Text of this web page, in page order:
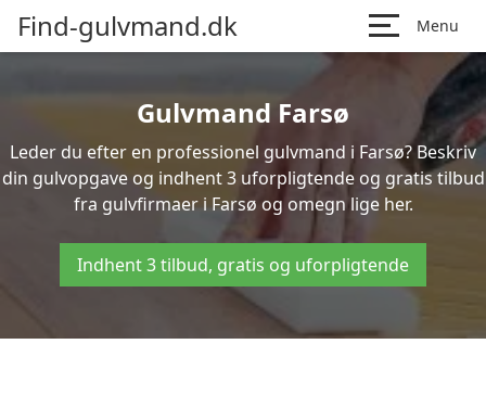
Find-gulvmand.dk Menu
Gulvmand Farsø
Leder du efter en professionel gulvmand i Farsø? Beskriv
din gulvopgave og indhent 3 uforpligtende og gratis tilbud
fra gulvfirmaer i Farsø og omegn lige her.
Indhent 3 tilbud, gratis og uforpligtende